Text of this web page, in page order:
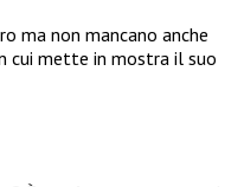
ma non mancano anche
cui mette in mostra il suo